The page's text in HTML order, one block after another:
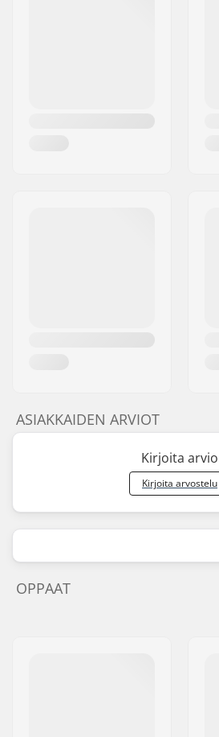
ASIAKKAIDEN ARVIOT
Kirjoita arvio
Kirjoita arvostelu
OPPAAT